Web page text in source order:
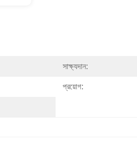
সাক্ষ্যদান:
প্রয়োগ: